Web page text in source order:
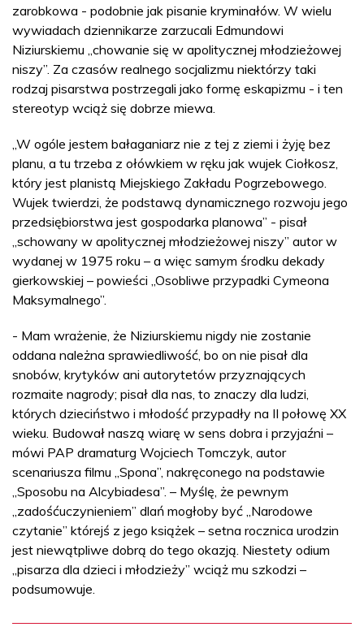
zarobkowa - podobnie jak pisanie kryminałów. W wielu
wywiadach dziennikarze zarzucali Edmundowi
Niziurskiemu „chowanie się w apolitycznej młodzieżowej
niszy”. Za czasów realnego socjalizmu niektórzy taki
rodzaj pisarstwa postrzegali jako formę eskapizmu - i ten
stereotyp wciąż się dobrze miewa.
„W ogóle jestem bałaganiarz nie z tej z ziemi i żyję bez
planu, a tu trzeba z ołówkiem w ręku jak wujek Ciołkosz,
który jest planistą Miejskiego Zakładu Pogrzebowego.
Wujek twierdzi, że podstawą dynamicznego rozwoju jego
przedsiębiorstwa jest gospodarka planowa” - pisał
„schowany w apolitycznej młodzieżowej niszy” autor w
wydanej w 1975 roku – a więc samym środku dekady
gierkowskiej – powieści „Osobliwe przypadki Cymeona
Maksymalnego”.
- Mam wrażenie, że Niziurskiemu nigdy nie zostanie
oddana należna sprawiedliwość, bo on nie pisał dla
snobów, krytyków ani autorytetów przyznających
rozmaite nagrody; pisał dla nas, to znaczy dla ludzi,
których dzieciństwo i młodość przypadły na II połowę XX
wieku. Budował naszą wiarę w sens dobra i przyjaźni –
mówi PAP dramaturg Wojciech Tomczyk, autor
scenariusza filmu „Spona”, nakręconego na podstawie
„Sposobu na Alcybiadesa”. – Myślę, że pewnym
„zadośćuczynieniem” dlań mogłoby być „Narodowe
czytanie” którejś z jego książek – setna rocznica urodzin
jest niewątpliwe dobrą do tego okazją. Niestety odium
„pisarza dla dzieci i młodzieży” wciąż mu szkodzi –
podsumowuje.